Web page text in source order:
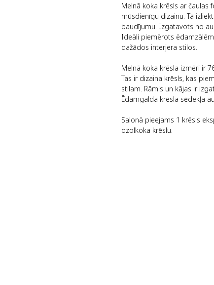
Melnā koka krēsls ar čaulas
mūsdienīgu dizainu. Tā
baudījumu. Izgatavots no
Ideāli piemērots
dažādos interjera stilos.
Melnā koka krēsla izmēri ir
Tas ir dizaina krēsls, kas
stilam. Rāmis un kājas ir
Ēdamgalda krēsla sēdekļa
Salonā pieejams 1 krēsls
ozolkoka krēslu.